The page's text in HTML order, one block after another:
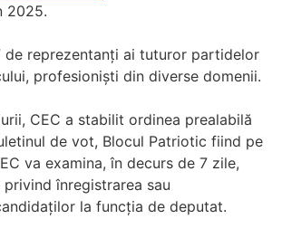
2025.
de reprezentanți ai tuturor partidelor
profesioniști din diverse domenii.
CEC a stabilit ordinea prealabilă
de vot, Blocul Patriotic fiind pe
va examina, în decurs de 7 zile,
înregistrarea sau
la funcția de deputat.